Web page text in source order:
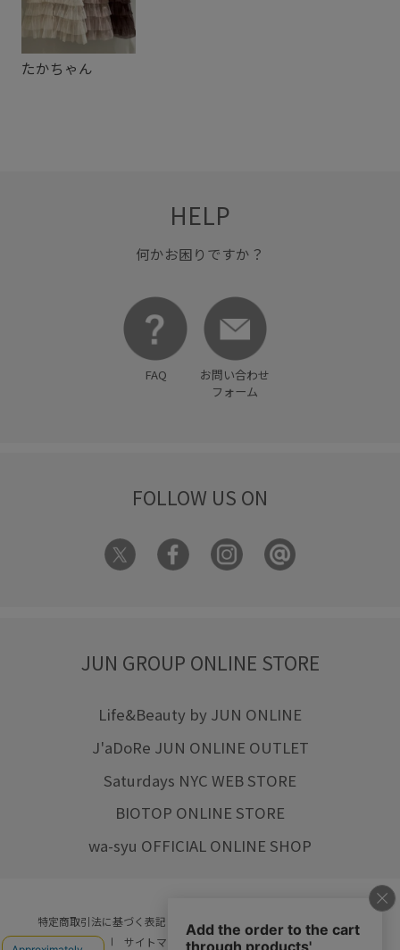
たかちゃん
HELP
何かお困りですか？
FAQ
お問い合わせ
フォーム
FOLLOW US ON
JUN GROUP ONLINE STORE
Life&Beauty by JUN ONLINE
J'aDoRe JUN ONLINE OUTLET
Saturdays NYC WEB STORE
BIOTOP ONLINE STORE
wa-syu OFFICIAL ONLINE SHOP
特定商取引法に基づく表記 プライバシーポリシー
ご利用規約
サイトマップ リクルート ご利用ガイド